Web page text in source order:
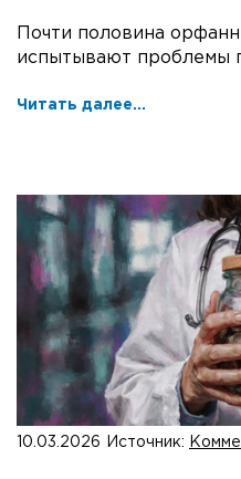
Почти половина
испытывают проблемы
Читать далее...
10.03.2026 Источник: